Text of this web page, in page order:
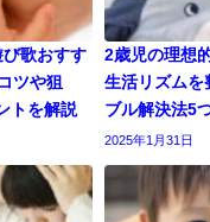
歌おすす
ツや狙
トを解説
2歳児の理想
生活リズムを
ブル解決法5
2025年1月31日